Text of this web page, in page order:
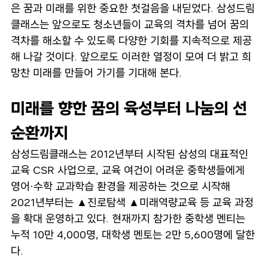
은 꿈과 미래를 위한 중요한 첫걸음을 내딛었다. 삼성드림
클래스는 앞으로도 청소년들이 교육의 격차를 넘어 꿈의
격차를 해소할 수 있도록 다양한 기회를 지속적으로 제공
해 나갈 것이다. 앞으로도 이러한 열정이 모여 더 밝고 희
망찬 미래를 만들어 가기를 기대해 본다.
미래를 향한 꿈의 육성부터 나눔의 선
순환까지
삼성드림클래스는 2012년부터 시작된 삼성의 대표적인
교육 CSR 사업으로, 교육 여건이 어려운 중학생들에게
영어·수학 교과학습 환경을 제공하는 것으로 시작해
2021년부터는 ▲진로탐색 ▲미래역량교육 등 교육 과정
을 확대 운영하고 있다. 현재까지 참가한 중학생 멘티는
누적 10만 4,000명, 대학생 멘토는 2만 5,600명에 달한
다.